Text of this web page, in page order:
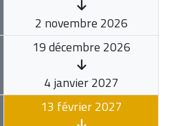
2 novembre 2026
19 décembre 2026
4 janvier 2027
13 février 2027